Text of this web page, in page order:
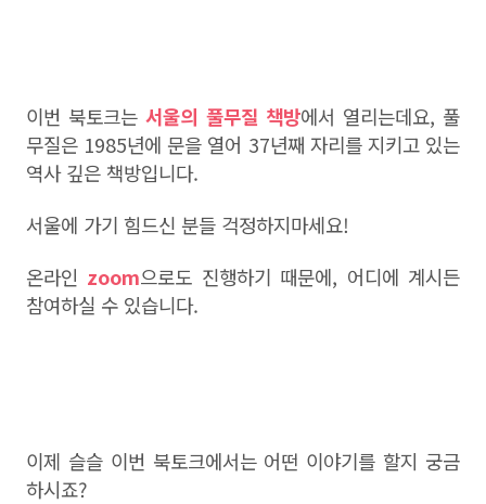
이번 북토크는서울의 풀무질 책방에서 열리는데요, 풀
무질은 1985년에 문을 열어 37년째 자리를 지키고 있는
역사 깊은 책방입니다.
서울에 가기 힘드신 분들 걱정하지마세요!
온라인 zoom으로도 진행하기 때문에, 어디에 계시든
참여하실 수 있습니다.
이제 슬슬 이번 북토크에서는 어떤 이야기를 할지 궁금
하시죠?